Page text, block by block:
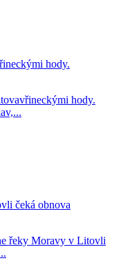
hody.
hody.
čeká obnova
řeky Moravy v Litovli